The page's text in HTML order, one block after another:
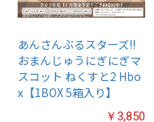
あんさんぶるスターズ!!
おまんじゅうにぎにぎマ
スコット ねくすと2 Hbo
x【1BOX 5箱入り】
￥3,850